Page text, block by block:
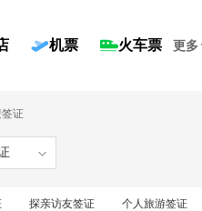
机票 火车票 更多
证
探亲访友签证 个人旅游签证